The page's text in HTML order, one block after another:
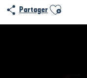
Partager Ajouter aux